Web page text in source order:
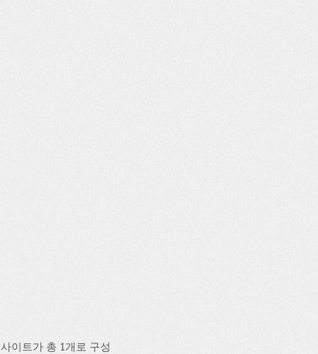
이트가 총 1개로 구성